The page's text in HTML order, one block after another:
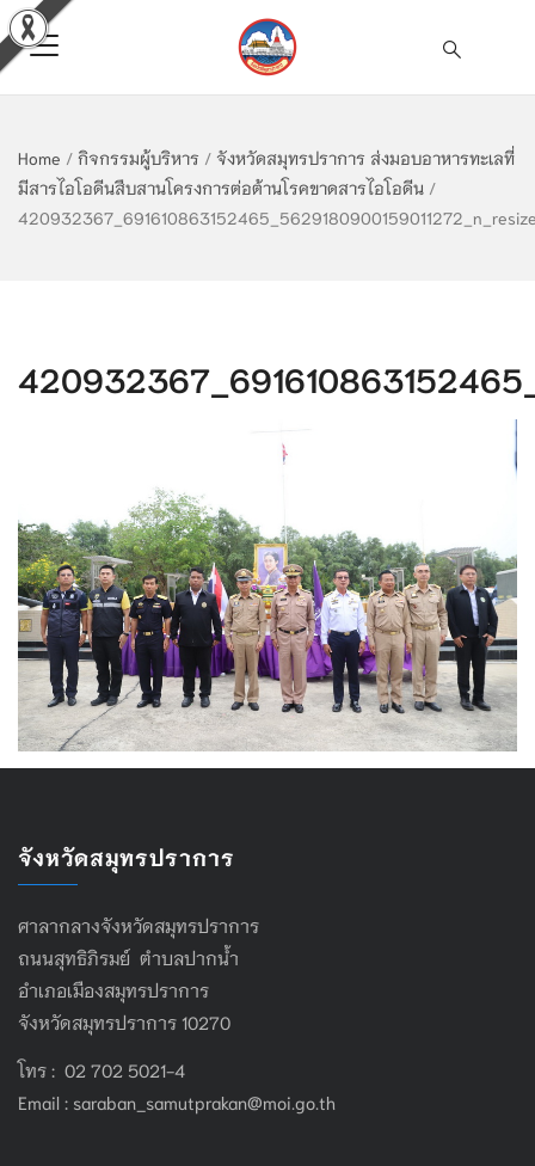
Home / กิจกรรมผู้บริหาร / จังหวัดสมุทรปราการ ส่งมอบอาหารทะเลที่
มีสารไอโอดีนสืบสานโครงการต่อต้านโรคขาดสารไอโอดีน /
จังหวัดสมุทรปราการ
ศาลากลางจังหวัดสมุทรปราการ
ถนนสุทธิภิรมย์ ตำบลปากน้ำ
อำเภอเมืองสมุทรปราการ
จังหวัดสมุทรปราการ 10270
โทร : 02 702 5021-4
Email : saraban_samutprakan@moi.go.th